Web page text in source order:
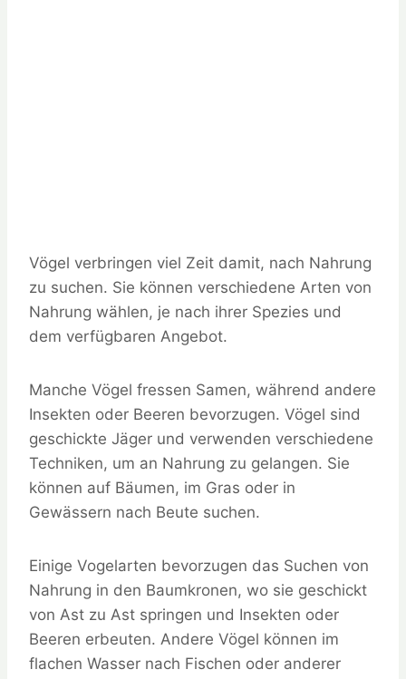
Vögel verbringen viel Zeit damit, nach Nahrung
zu suchen. Sie können verschiedene Arten von
Nahrung wählen, je nach ihrer Spezies und
dem verfügbaren Angebot.
Manche Vögel fressen Samen, während andere
Insekten oder Beeren bevorzugen. Vögel sind
geschickte Jäger und verwenden verschiedene
Techniken, um an Nahrung zu gelangen. Sie
können auf Bäumen, im Gras oder in
Gewässern nach Beute suchen.
Einige Vogelarten bevorzugen das Suchen von
Nahrung in den Baumkronen, wo sie geschickt
von Ast zu Ast springen und Insekten oder
Beeren erbeuten. Andere Vögel können im
flachen Wasser nach Fischen oder anderer